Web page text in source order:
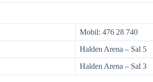
Mobil: 476 28 740
Halden Arena – Sal 5
Halden Arena – Sal 3